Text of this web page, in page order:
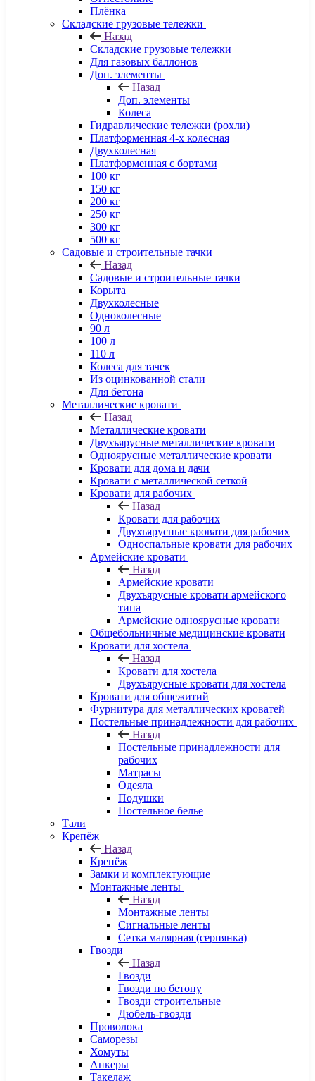
Плёнка
Складские грузовые тележки
Назад
Складские грузовые тележки
Для газовых баллонов
Доп. элементы
Назад
Доп. элементы
Колеса
Гидравлические тележки (рохли)
Платформенная 4-х колесная
Двухколесная
Платформенная с бортами
100 кг
150 кг
200 кг
250 кг
300 кг
500 кг
Садовые и строительные тачки
Назад
Садовые и строительные тачки
Корыта
Двухколесные
Одноколесные
90 л
100 л
110 л
Колеса для тачек
Из оцинкованной стали
Для бетона
Металлические кровати
Назад
Металлические кровати
Двухъярусные металлические кровати
Одноярусные металлические кровати
Кровати для дома и дачи
Кровати с металлической сеткой
Кровати для рабочих
Назад
Кровати для рабочих
Двухъярусные кровати для рабочих
Односпальные кровати для рабочих
Армейские кровати
Назад
Армейские кровати
Двухъярусные кровати армейского
типа
Армейские одноярусные кровати
Общебольничные медицинские кровати
Кровати для хостела
Назад
Кровати для хостела
Двухъярусные кровати для хостела
Кровати для общежитий
Фурнитура для металлических кроватей
Постельные принадлежности для рабочих
Назад
Постельные принадлежности для
рабочих
Матрасы
Одеяла
Подушки
Постельное белье
Тали
Крепёж
Назад
Крепёж
Замки и комплектующие
Монтажные ленты
Назад
Монтажные ленты
Сигнальные ленты
Сетка малярная (серпянка)
Гвозди
Назад
Гвозди
Гвозди по бетону
Гвозди строительные
Дюбель-гвозди
Проволока
Саморезы
Хомуты
Анкеры
Такелаж